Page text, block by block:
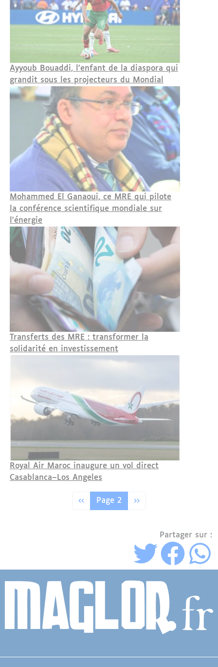
Ayyoub Bouaddi, l'enfant de la diaspora qui
grandit sous les projecteurs du Mondial
Mohammed El Ganaoui, ce MRE qui pilote
la conférence scientifique mondiale sur
l'énergie
Transferts des MRE : transformer la
solidarité en investissement
Royal Air Maroc inaugure un vol direct
Casablanca–Los Angeles
Page précédente
‹‹ Page 2 Page suivante
››
Partager sur :